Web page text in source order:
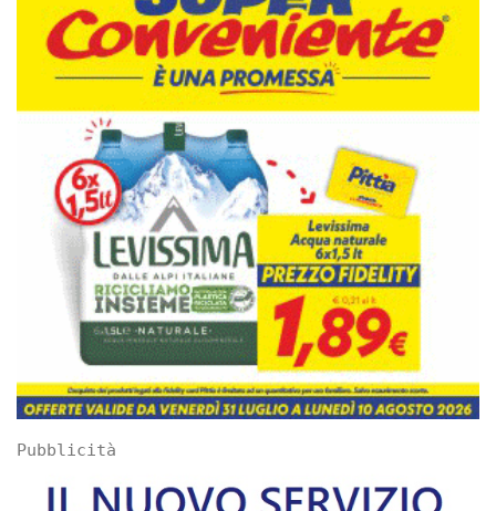
Pubblicità